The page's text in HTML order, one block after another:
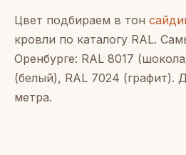
Цвет подбираем в тон
кровли по каталогу RAL.
Оренбурге: RAL 8017
(белый), RAL 7024 (графит).
метра.